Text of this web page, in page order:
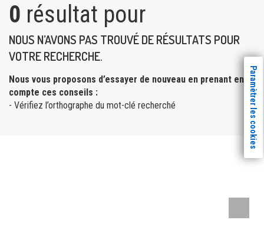
0 résultat pour
NOUS N’AVONS PAS TROUVÉ DE RÉSULTATS POUR
VOTRE RECHERCHE.
Nous vous proposons d’essayer de nouveau en prenant en
compte ces conseils :
- Vérifiez l’orthographe du mot-clé recherché
Paramètrer les cookies